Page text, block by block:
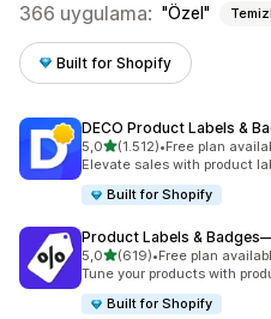
366 uygulama: Özel
Built for Shopify
DECO Product Labels &
5,05 yıldız üzerinden
(1.512)
toplam 1512 değerlendirme
•Free plan
Elevate sales with product
Built for Shopify
Product Labels &
5,05 yıldız üzerinden
(619)
toplam 619 değerlendirme
•Free plan
Tune your products with
Built for Shopify